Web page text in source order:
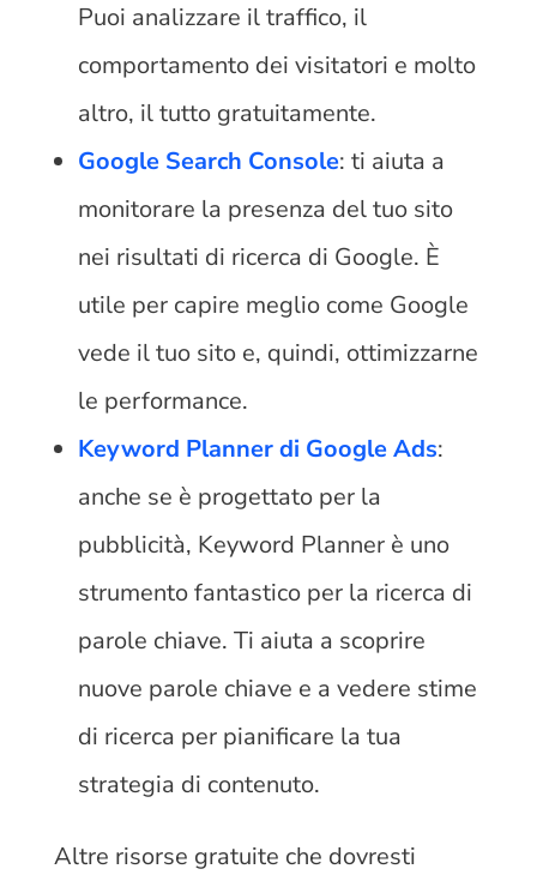
Puoi analizzare il traffico, il
comportamento dei visitatori e molto
altro, il tutto gratuitamente.
Google Search Console: ti aiuta a
monitorare la presenza del tuo sito
nei risultati di ricerca di Google. È
utile per capire meglio come Google
vede il tuo sito e, quindi, ottimizzarne
le performance.
Keyword Planner di Google Ads:
anche se è progettato per la
pubblicità, Keyword Planner è uno
strumento fantastico per la ricerca di
parole chiave. Ti aiuta a scoprire
nuove parole chiave e a vedere stime
di ricerca per pianificare la tua
strategia di contenuto.
Altre risorse gratuite che dovresti